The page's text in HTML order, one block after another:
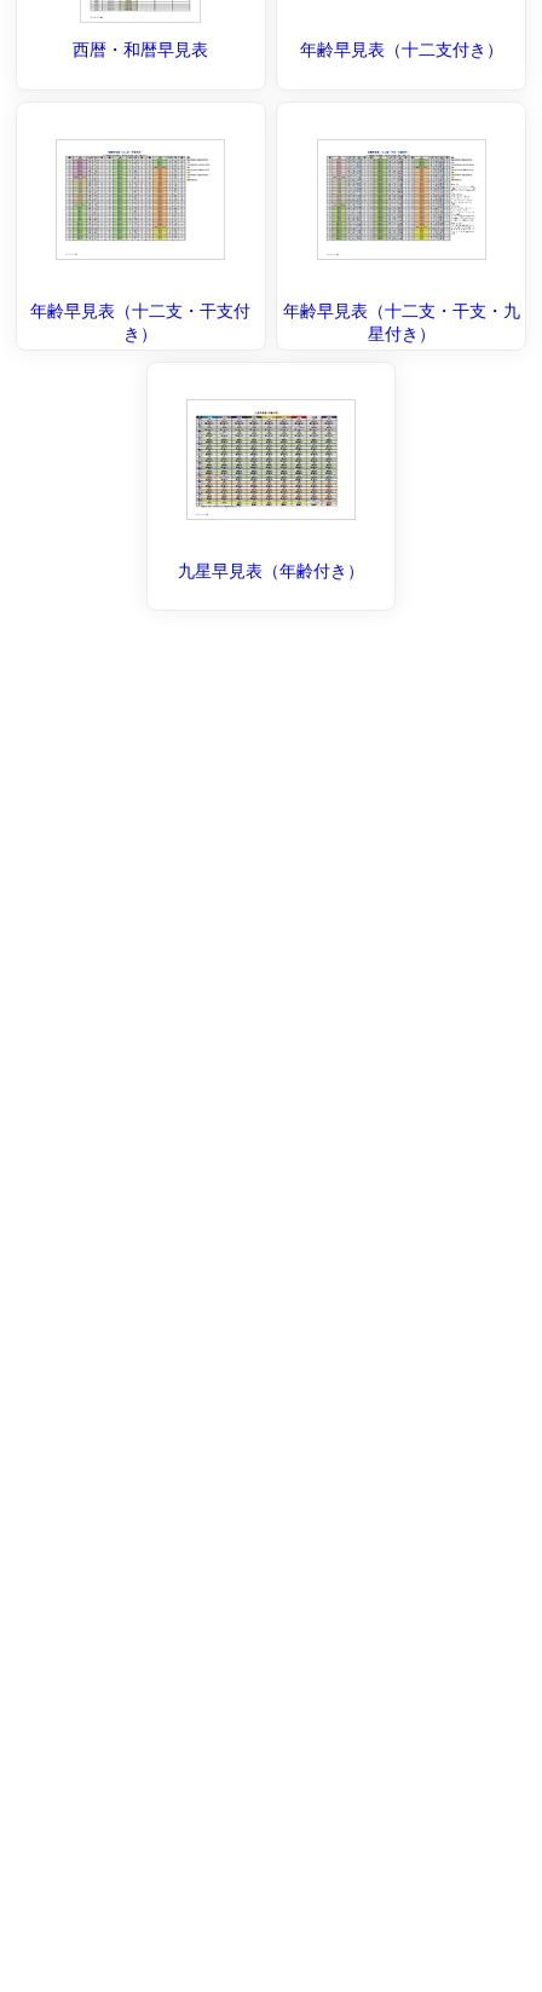
西暦・和暦早見表 年齢早見表（十二支付き）
年齢早見表（十二支・干支付
き）
年齢早見表（十二支・干支・九
星付き）
九星早見表（年齢付き）